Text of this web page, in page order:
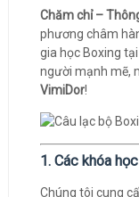
Chăm chỉ –
phương châm
gia học Boxing
người mạnh mẽ,
VimiDor!
1. Các khóa
Chúng tôi cung